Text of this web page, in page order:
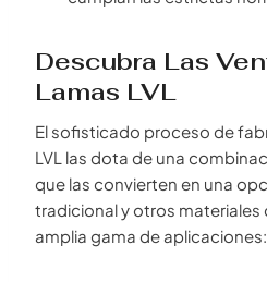
Descubra Las
Lamas LVL
El sofisticado proceso de
LVL las dota de una
que las convierten en una
tradicional y otros
amplia gama de aplicaciones: